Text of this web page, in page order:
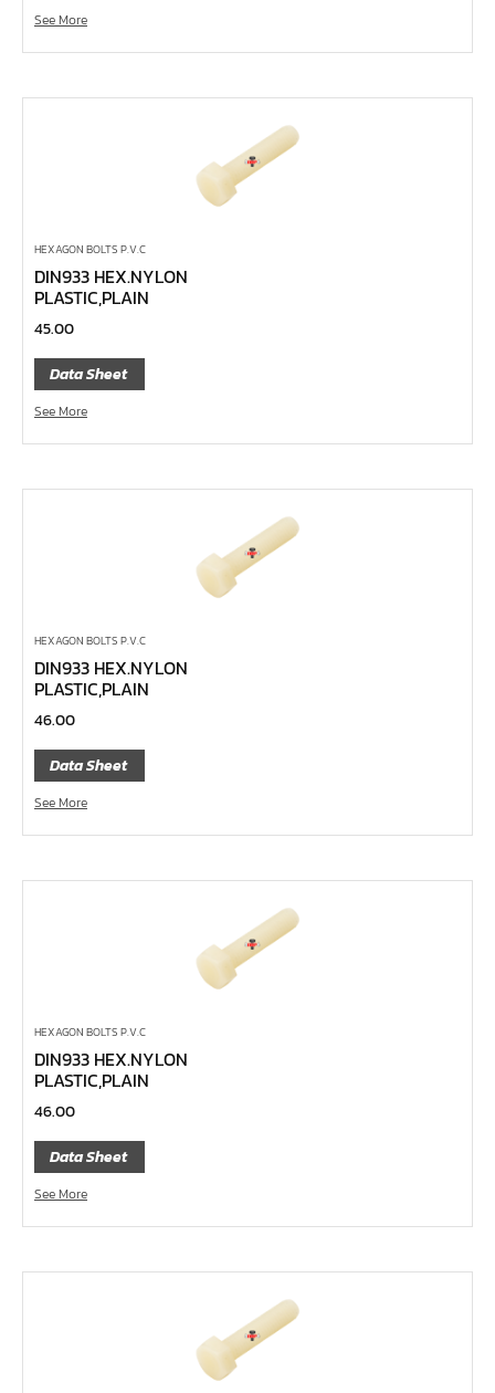
เครื่องยิงรีเวทนัท
กระบอกอัดจารบี
บ๊อกข้ออ่อน 1/4"
ไขควงตอก
ไขควงข้อต่อ
ไขควงท๊อกซ์,ไขควงท๊อกซ์มีรู
ไขควงหัวบ๊อกซ์
หัวขัน
ข้อต่อฟรี
ข้ออ่อน
ข้อต่อ หักมุม
ข้อต่อ
ด้ามฟรี หัวกลม คอพับ ด้ามยาง 1/4", 3/8", 1/2"
ด้ามฟรี หัวกลม คอพับ ด้ามเหล็ก 1/4", 3/8", 1/2", 1"
ด้ามฟรี หัวกลม ด้ามยาง 1/4", 3/8", 1/2"
ด้ามฟรี หัวกลม ด้ามเรียบ 1/4", 3/8", 1/2"
ด้ามฟรี หัวกลม ด้ามเหล็ก 1/4", 3/8", 1/2", 1"
ด้ามฟรี ยาง คอพับ กดปุ่ม
ด้ามฟรี ด้ามเหล็ก คอพับ
See More
HEXAGON BOLTS P.V.C
DIN933 HEX.NYLON
PLASTIC,PLAIN
45.00
Data Sheet
See More
HEXAGON BOLTS P.V.C
DIN933 HEX.NYLON
PLASTIC,PLAIN
46.00
Data Sheet
See More
HEXAGON BOLTS P.V.C
DIN933 HEX.NYLON
PLASTIC,PLAIN
46.00
Data Sheet
See More